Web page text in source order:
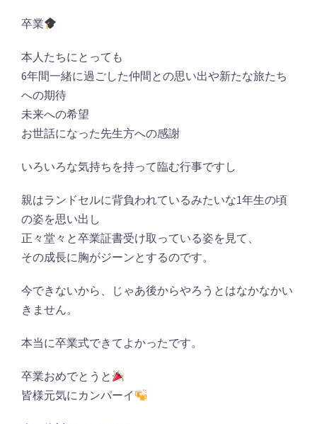
卒業
本人たちにとっても
6年間一緒に過ごした仲間との思い出や新たな旅たち
への期待
未来への希望
お世話になった先生方への感謝
いろいろな気持ちを持って臨む行事ですし
親はランドセルに背負われているみたいな1年生の頃
の姿を思い出し
正々堂々と卒業証書受け取っている姿を見て、
その成長に胸がジーンとするのです。
今できないから、じゃあ後からやろうとはなかなかい
きません。
本当に卒業式できてよかったです。
卒業おめでとうと
皆様元気にカンパーイ